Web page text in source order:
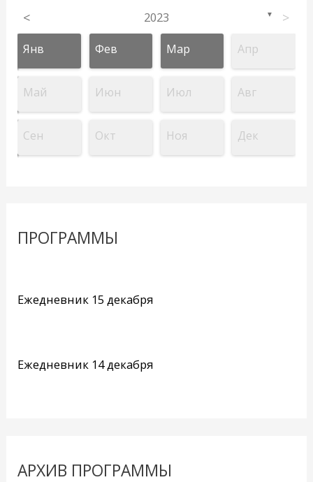
< 2023 ▼ >
Янв Фев Мар Апр
Май Июн Июл Авг
Сен Окт Ноя Дек
ПРОГРАММЫ
Ежедневник 15 декабря
Ежедневник 14 декабря
АРХИВ ПРОГРАММЫ